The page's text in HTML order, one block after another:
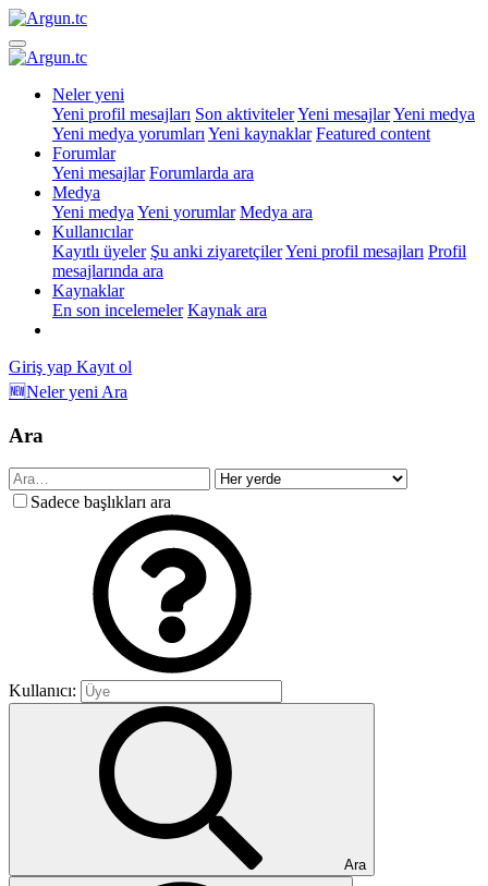
Neler yeni
Yeni profil mesajları Son aktivitelerYeni mesajlarYeni medya
Yeni medya yorumları Yeni kaynaklar Featured content
Forumlar
Yeni mesajlar Forumlarda ara
Medya
Yeni medya Yeni yorumlar Medya ara
Kullanıcılar
Kayıtlı üyeler Şu anki ziyaretçilerYeni profil mesajları Profil
mesajlarında ara
Kaynaklar
En son incelemeler Kaynak ara
Giriş yap Kayıt ol
🆕Neler yeni Ara
Ara
Sadece başlıkları ara
Kullanıcı:
Ara